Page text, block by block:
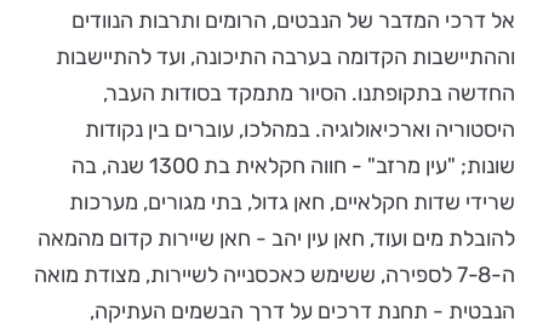
אל דרכי המדבר של הנבטים, הרומים ותרבות הנוודים
וההתיישבות הקדומה בערבה התיכונה, ועד להתיישבות
החדשה בתקופתנו. הסיור מתמקד בסודות העבר,
היסטוריה וארכיאולוגיה. במהלכו, עוברים בין נקודות
שונות; "עין מרזב" - חווה חקלאית בת 1300 שנה, בה
שרידי שדות חקלאיים, חאן גדול, בתי מגורים, מערכות
להובלת מים ועוד, חאן עין יהב - חאן שיירות קדום מהמאה
ה-7-8 לספירה, ששימש כאכסנייה לשיירות, מצודת מואה
הנבטית - תחנת דרכים על דרך הבשמים העתיקה,